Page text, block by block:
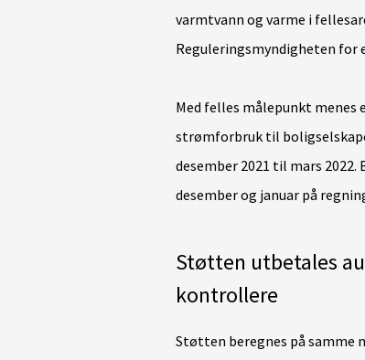
varmtvann og varme i
Reguleringsmyndigheten for
Med felles målepunkt
strømforbruk til
desember 2021 til mars
desember og januar på
Støtten utbetales
kontrollere
Støtten beregnes på samme